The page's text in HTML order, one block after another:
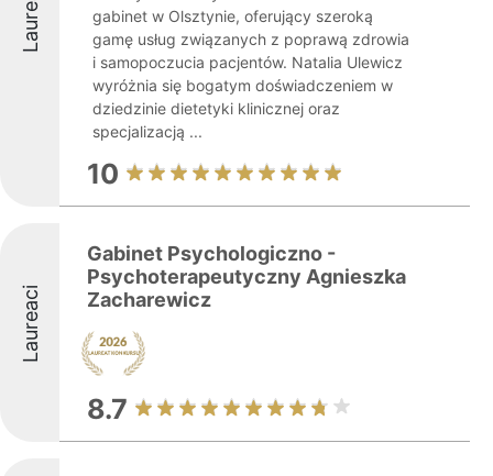
gabinet w Olsztynie, oferujący szeroką
gamę usług związanych z poprawą zdrowia
i samopoczucia pacjentów. Natalia Ulewicz
wyróżnia się bogatym doświadczeniem w
dziedzinie dietetyki klinicznej oraz
specjalizacją ...
10
Laureaci
Gabinet Psychologiczno -
Psychoterapeutyczny Agnieszka
Zacharewicz
8.7